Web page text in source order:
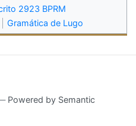
2923 BPRM
Gramática de Lugo
Powered by Semantic